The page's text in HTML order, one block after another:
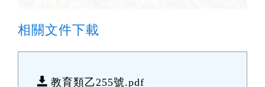
相關文件下載
教育類乙255號.pdf